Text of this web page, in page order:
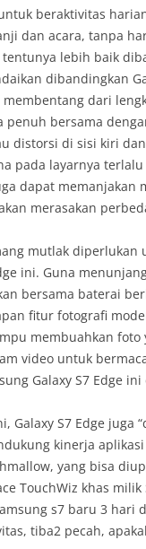
beraktivitas
dan acara, tanpa
lebih baik
dibandingkan
dari
penuh bersama
distorsi di sisi kiri
pada layarnya
dapat memanjakan
merasakan
mutlak diperlukan
ini. Guna
bersama baterai
fitur fotografi
membuahkan
video untuk
Galaxy S7 Edge
Galaxy S7 Edge juga
kinerja
yang bisa
TouchWiz khas milik
s7 baru 3 hari
tiba2 pecah,